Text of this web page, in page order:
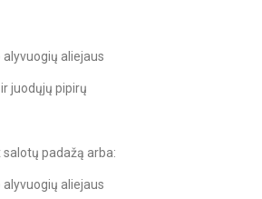
aliejaus
juodųjų pipirų
salotų padažą arba:
aliejaus